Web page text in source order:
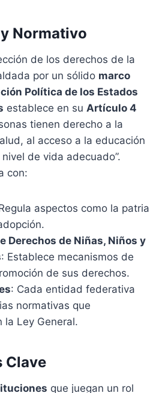
Normativo
de los derechos de la
por un sólido marco
Política de los Estados
establece en su Artículo 4
tienen derecho a la
al acceso a la educación
de vida adecuado”.
con:
aspectos como la patria
Derechos de Niñas, Niños y
: Establece mecanismos de
de sus derechos.
: Cada entidad federativa
normativas que
la Ley General.
Clave
que juegan un rol